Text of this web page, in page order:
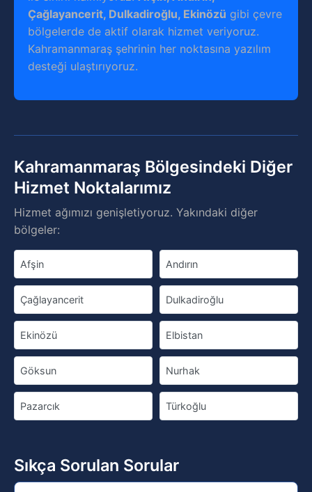
Çağlayancerit, Dulkadiroğlu, Ekinözü gibi çevre
bölgelerde de aktif olarak hizmet veriyoruz.
Kahramanmaraş şehrinin her noktasına yazılım
desteği ulaştırıyoruz.
Kahramanmaraş Bölgesindeki Diğer
Hizmet Noktalarımız
Hizmet ağımızı genişletiyoruz. Yakındaki diğer
bölgeler:
Afşin Andırın
Çağlayancerit Dulkadiroğlu
Ekinözü Elbistan
Göksun Nurhak
Pazarcık Türkoğlu
Sıkça Sorulan Sorular